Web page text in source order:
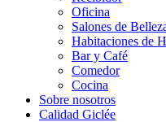
Oficina
Salones de
Habitaciones de
Bar y Café
Comedor
Cocina
Sobre nosotros
Calidad Giclée